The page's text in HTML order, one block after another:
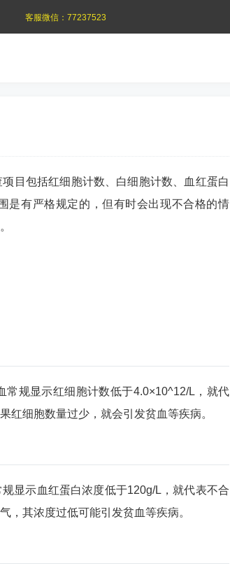
目包括红细胞计数、白细胞计数、血红蛋白
是有严格规定的，但有时会出现不合格的情
常规显示红细胞计数低于4.0×10^12/L，就代
红细胞数量过少，就会引发贫血等疾病。
显示血红蛋白浓度低于120g/L，就代表不合
，其浓度过低可能引发贫血等疾病。
客服微信： 77237523